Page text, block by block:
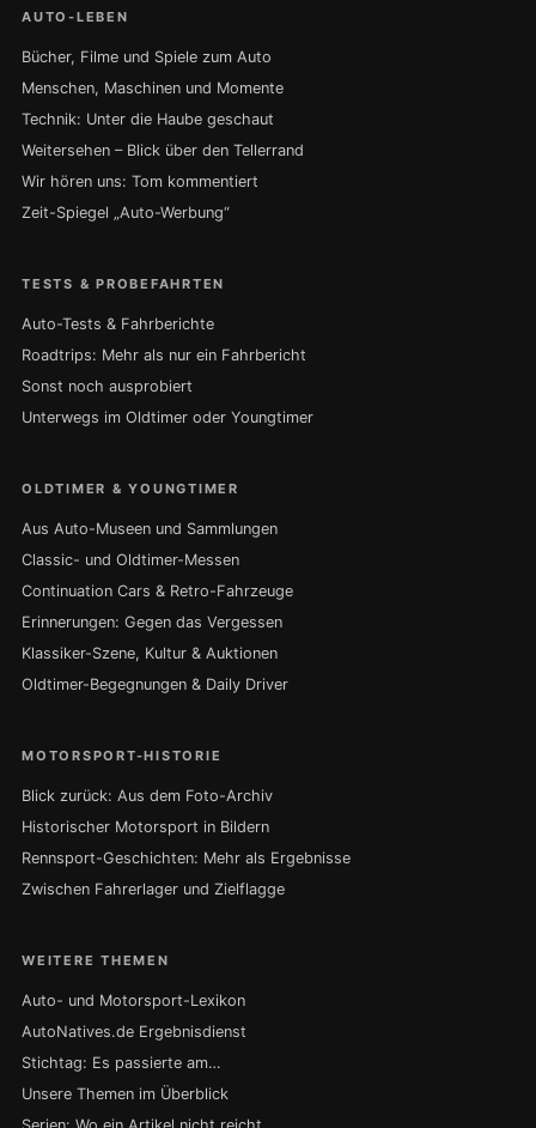
AUTO-LEBEN
Bücher, Filme und Spiele zum Auto
Menschen, Maschinen und Momente
Technik: Unter die Haube geschaut
Weitersehen – Blick über den Tellerrand
Wir hören uns: Tom kommentiert
Zeit-Spiegel „Auto-Werbung“
TESTS & PROBEFAHRTEN
Auto-Tests & Fahrberichte
Roadtrips: Mehr als nur ein Fahrbericht
Sonst noch ausprobiert
Unterwegs im Oldtimer oder Youngtimer
OLDTIMER & YOUNGTIMER
Aus Auto-Museen und Sammlungen
Classic- und Oldtimer-Messen
Continuation Cars & Retro-Fahrzeuge
Erinnerungen: Gegen das Vergessen
Klassiker-Szene, Kultur & Auktionen
Oldtimer-Begegnungen & Daily Driver
MOTORSPORT-HISTORIE
Blick zurück: Aus dem Foto-Archiv
Historischer Motorsport in Bildern
Rennsport-Geschichten: Mehr als Ergebnisse
Zwischen Fahrerlager und Zielflagge
WEITERE THEMEN
Auto- und Motorsport-Lexikon
AutoNatives.de Ergebnisdienst
Stichtag: Es passierte am…
Unsere Themen im Überblick